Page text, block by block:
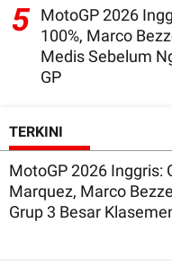
5 MotoGP 2026
100%, Marco
Medis Sebelum
GP
TERKINI
MotoGP 2026 Inggris:
Marquez, Marco
Grup 3 Besar